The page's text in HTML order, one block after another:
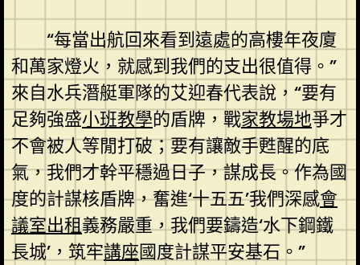
“每當出航回來看到遠處的高樓年夜廈
和萬家燈火，就感到我們的支出很值得。”
來自水兵潛艇軍隊的艾迎春代表說，“要有
足夠強盛小班教學的盾牌，戰家教場地爭才
不會被人等閒打破；要有讓敵手甦醒的底
氣，我們才幹平穩過日子，謀成長。作為國
度的計謀核盾牌，奮進‘十五五’我們深感會
議室出租義務嚴重，我們要鑄造‘水下鋼鐵
長城’，筑牢講座國度計謀平安基石。”